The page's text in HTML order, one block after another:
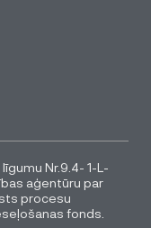
līgumu Nr.9.4- 1-L-
aģentūru par
procesu
fonds.